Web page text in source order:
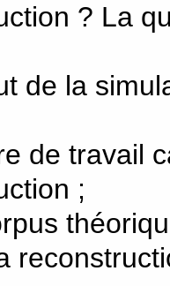
? La
de la
de travail
;